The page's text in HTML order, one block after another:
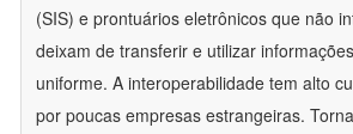
(SIS) e prontuários eletrônicos que não
deixam de transferir e utilizar
uniforme. A interoperabilidade tem alto
por poucas empresas estrangeiras.